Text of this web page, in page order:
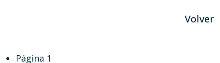
Volver
Paginación
Página 1